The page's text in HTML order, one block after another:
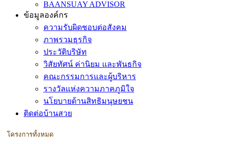
BAANSUAY ADVISOR
ข้อมูลองค์กร
ความรับผิดชอบต่อสังคม
ภาพรวมธุรกิจ
ประวัติบริษัท
วิสัยทัศน์ ค่านิยม และพันธกิจ
คณะกรรมการและผู้บริหาร
รางวัลแห่งความภาคภูมิใจ
นโยบายด้านสิทธิมนุษยชน
ติดต่อบ้านสวย
โครงการทั้งหมด